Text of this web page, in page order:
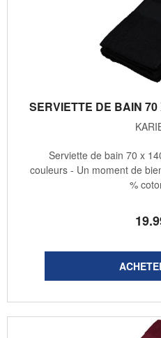
SERVIETTE DE BAIN 70
19
Serviette de bain 70 x
couleurs - Un moment de
%